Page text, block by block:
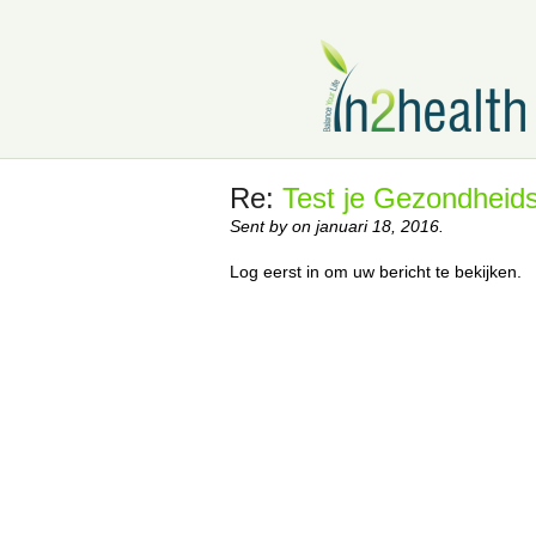
Re: Test je
Sent by on januari 18, 2016.
Log eerst in om uw bericht te bekijken.